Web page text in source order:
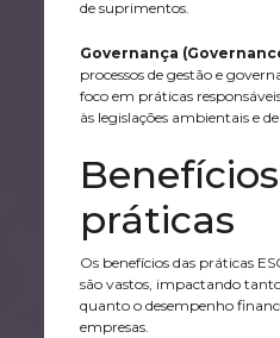
de suprimentos.
Governança
processos de gestão e
foco em práticas
às legislações ambientais e
práticas
Os benefícios das práticas
são vastos, impactando
quanto o desempenho
empresas.